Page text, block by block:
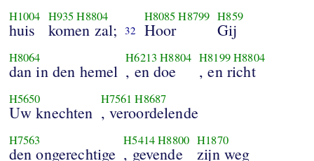
H1004
huis
H935H8804
komen zal; 32
H8085 H8799
Hoor
H859
Gij
H8064
dan in den hemel
H6213 H8804
, en doe
H8199H8804
, en richt
H5650
Uw knechten
H7561 H8687
, veroordelende
H7563
den ongerechtige
H5414H8800
, gevende
H1870
zijn weg